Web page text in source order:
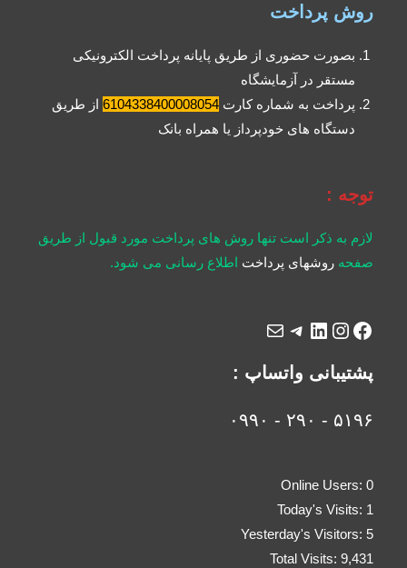
روش پرداخت
بصورت حضوری از طریق پایانه پرداخت الکترونیکی
مستقر در آزمایشگاه
پرداخت به شماره کارت6104338400008054 از طریق
دستگاه های خودپرداز یا همراه بانک
توجه :
لازم به ذکر است تنها روش های پرداخت مورد قبول از طریق
صفحهروشهای پرداخت اطلاع رسانی می شود.
پشتیبانی واتساپ :
۵۱۹۶ - ۲۹۰ - ۰۹۹۰
Online Users: 0
Today's Visits: 1
Yesterday's Visitors: 5
Total Visits: 9,431